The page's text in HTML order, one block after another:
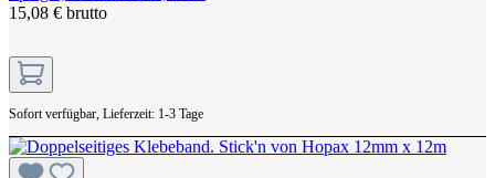
15,08 € brutto
Sofort verfügbar, Lieferzeit: 1-3 Tage